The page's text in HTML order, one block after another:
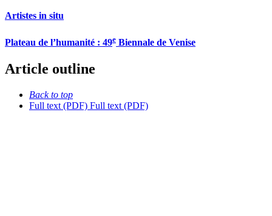
Artistes in situ
Plateau de l’humanité : 49e Biennale de Venise
Article outline
Back to top
Full text (PDF) Full text (PDF)